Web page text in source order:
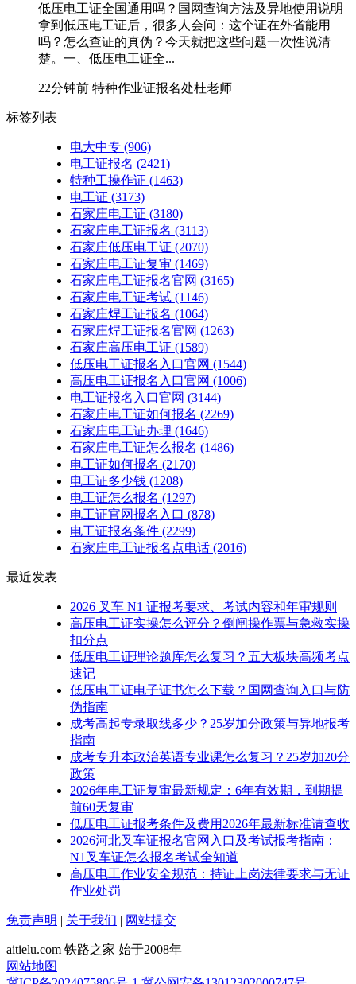
低压电工证全国通用吗？国网查询方法及异地使用说明
拿到低压电工证后，很多人会问：这个证在外省能用
吗？怎么查证的真伪？今天就把这些问题一次性说清
楚。一、低压电工证全...
22分钟前 特种作业证报名处杜老师
标签列表
电大中专 (906)
电工证报名 (2421)
特种工操作证 (1463)
电工证 (3173)
石家庄电工证 (3180)
石家庄电工证报名 (3113)
石家庄低压电工证 (2070)
石家庄电工证复审 (1469)
石家庄电工证报名官网 (3165)
石家庄电工证考试 (1146)
石家庄焊工证报名 (1064)
石家庄焊工证报名官网 (1263)
石家庄高压电工证 (1589)
低压电工证报名入口官网 (1544)
高压电工证报名入口官网 (1006)
电工证报名入口官网 (3144)
石家庄电工证如何报名 (2269)
石家庄电工证办理 (1646)
石家庄电工证怎么报名 (1486)
电工证如何报名 (2170)
电工证多少钱 (1208)
电工证怎么报名 (1297)
电工证官网报名入口 (878)
电工证报名条件 (2299)
石家庄电工证报名点电话 (2016)
最近发表
2026 叉车 N1 证报考要求、考试内容和年审规则
高压电工证实操怎么评分？倒闸操作票与急救实操
扣分点
低压电工证理论题库怎么复习？五大板块高频考点
速记
低压电工证电子证书怎么下载？国网查询入口与防
伪指南
成考高起专录取线多少？25岁加分政策与异地报考
指南
成考专升本政治英语专业课怎么复习？25岁加20分
政策
2026年电工证复审最新规定：6年有效期，到期提
前60天复审
低压电工证报考条件及费用2026年最新标准请查收
2026河北叉车证报名官网入口及考试报考指南：
N1叉车证怎么报名考试全知道
高压电工作业安全规范：持证上岗法律要求与无证
作业处罚
免责声明 | 关于我们 | 网站提交
aitielu.com 铁路之家 始于2008年
网站地图